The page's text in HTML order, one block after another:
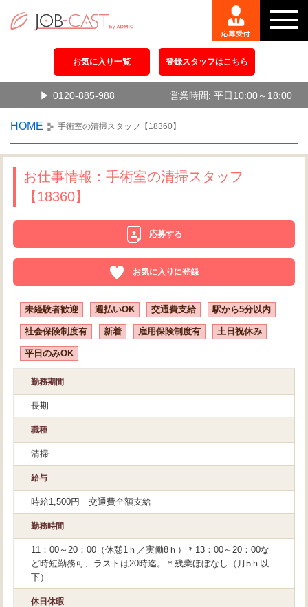
お気に入り一覧 登録スタッフはこちら
0120-885-988 営業時間: 平日10:00～18:00
HOME 手術室の清掃スタッフ【18360】
お仕事情報：手術室の清掃スタッフ
【18360】
応募する
お気に入りに登録
未経験者歓迎 週払いOK 交通費支給 駅から5分以内
社会保険制度有 新着 雇用保険制度有 土日祝休み
平日のみOK
勤務期間
長期
職種
清掃
給与
時給1,500円 交通費全額支給
勤務時間
11：00～20：00（休憩1ｈ／実働8ｈ）＊13：00～20：00な
ど時短勤務可、ラストは20時迄。＊残業ほぼなし（月5ｈ以
下）
休日休暇